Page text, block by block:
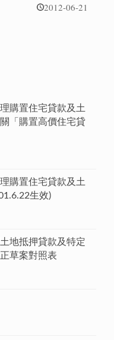
2012-06-21
購置住宅貸款及土
「購置高價住宅貸
購置住宅貸款及土
生效)
地抵押貸款及特定
草案對照表